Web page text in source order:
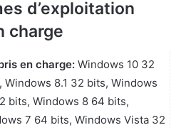
d’exploitation
charge
en charge: Windows 10 32
8.1 32 bits, Windows
bits, Windows 8 64 bits,
7 64 bits, Windows Vista 32